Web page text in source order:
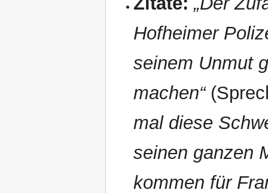
Hofheimer
seinem Unmut
machen“
mal diese
seinen ganzen
kommen für